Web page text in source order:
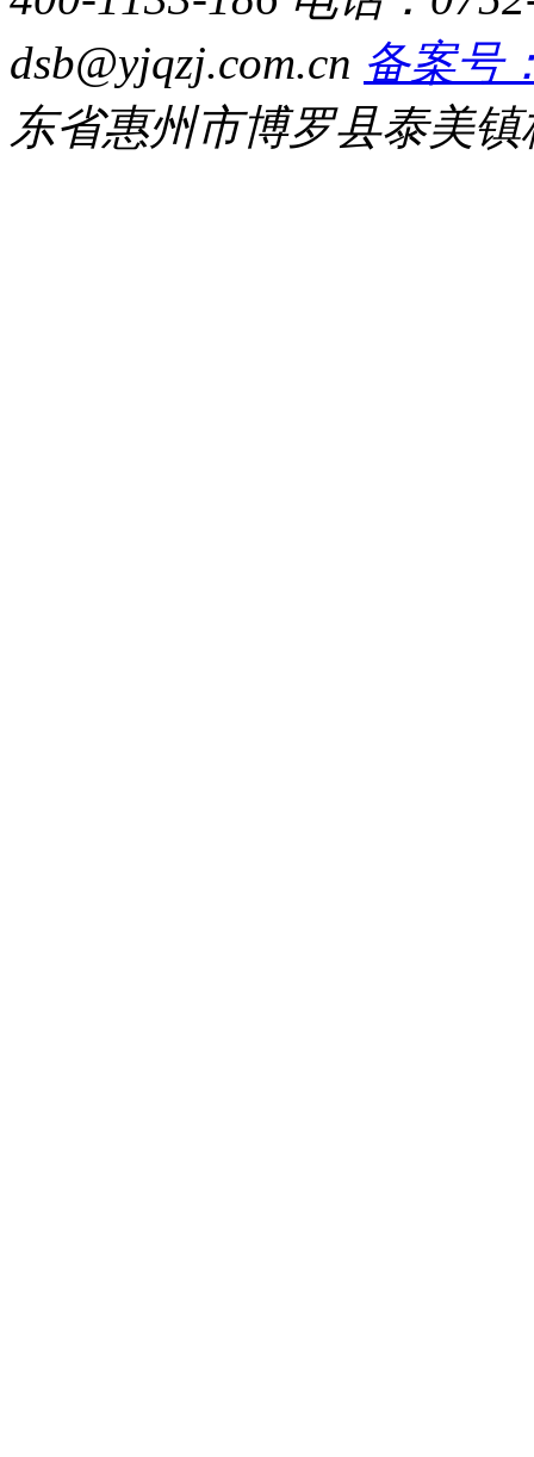
dsb@yjqzj.com.cn 备案号
东省惠州市博罗县泰美